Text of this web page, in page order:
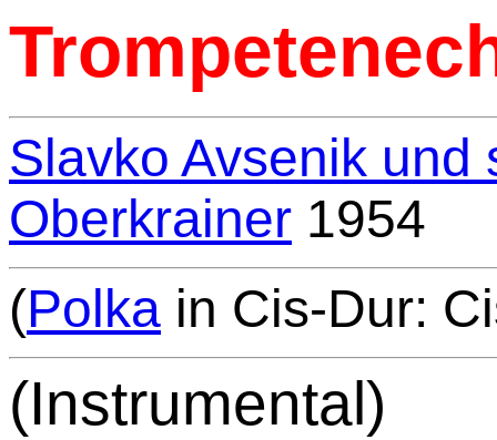
Slavko Avsenik und
Oberkrainer 1954
(Polka in Cis-Dur:
(Instrumental)